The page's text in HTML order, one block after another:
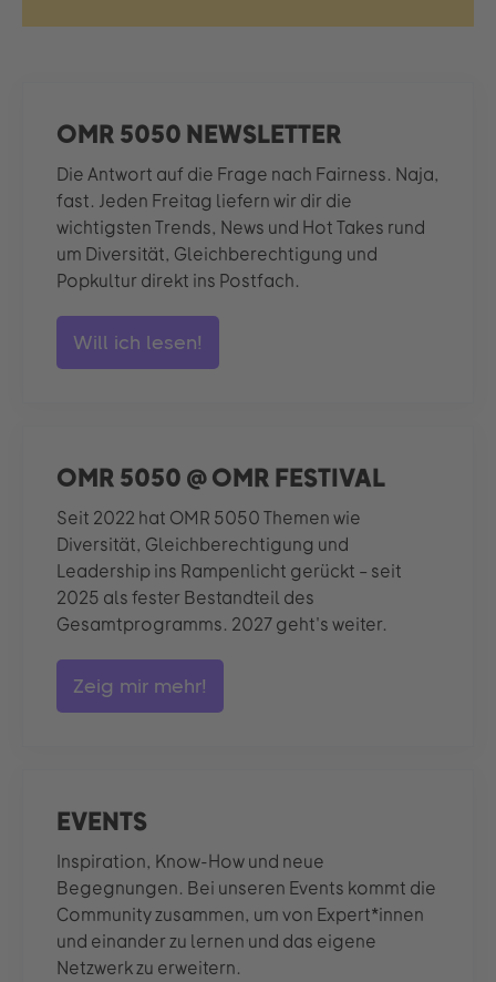
OMR 5050 NEWSLETTER
Die Antwort auf die Frage nach Fairness. Naja,
fast. Jeden Freitag liefern wir dir die
wichtigsten Trends, News und Hot Takes rund
um Diversität, Gleichberechtigung und
Popkultur direkt ins Postfach.
Will ich lesen!
OMR 5050 @ OMR FESTIVAL
Seit 2022 hat OMR 5050 Themen wie
Diversität, Gleichberechtigung und
Leadership ins Rampenlicht gerückt – seit
2025 als fester Bestandteil des
Gesamtprogramms. 2027 geht's weiter.
Zeig mir mehr!
EVENTS
Inspiration, Know-How und neue
Begegnungen. Bei unseren Events kommt die
Community zusammen, um von Expert*innen
und einander zu lernen und das eigene
Netzwerk zu erweitern.